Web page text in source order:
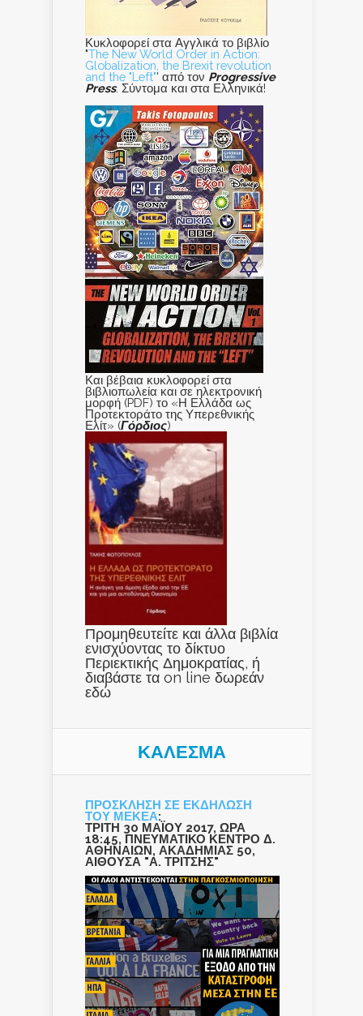
Κυκλοφορεί στα Αγγλικά το βιβλίο
"The New World Order in Action:
Globalization, the Brexit revolution
and the "Left"' από τον Progressive
Press. Σύντομα και στα Ελληνικά!
Και βέβαια κυκλοφορεί στα
βιβλιοπωλεία και σε ηλεκτρονική
μορφή (PDF) το «Η Ελλάδα ως
Προτεκτοράτο της Υπερεθνικής
Ελίτ» (Γόρδιος)
Προμηθευτείτε και άλλα βιβλία
ενισχύοντας το δίκτυο
Περιεκτικής Δημοκρατίας, ή
διαβάστε τα on line δωρεάν
εδώ
ΚΑΛΕΣΜΑ
ΠΡΟΣΚΛΗΣΗ ΣΕ ΕΚΔΗΛΩΣΗ
ΤΟΥ ΜΕΚΕΑ:
ΤΡΙΤΗ 30 ΜΑΪΟΥ 2017, ΩΡΑ
18:45, ΠΝΕΥΜΑΤΙΚΟ ΚΕΝΤΡΟ Δ.
ΑΘΗΝΑΙΩΝ, ΑΚΑΔΗΜΙΑΣ 50,
ΑΙΘΟΥΣΑ "Α. ΤΡΙΤΣΗΣ"